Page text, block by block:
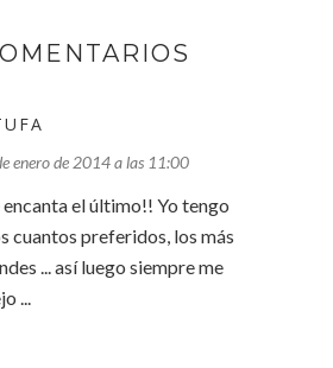
enero de 2014 a las 11:00
el último!! Yo tengo
cuantos preferidos, los más
... así luego siempre me
...